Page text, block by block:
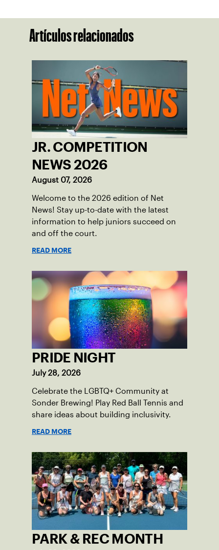
Artículos relacionados
JR. COMPETITION
NEWS 2026
August 07, 2026
Welcome to the 2026 edition of Net
News! Stay up-to-date with the latest
information to help juniors succeed on
and off the court.
READ MORE
PRIDE NIGHT
July 28, 2026
Celebrate the LGBTQ+ Community at
Sonder Brewing! Play Red Ball Tennis and
share ideas about building inclusivity.
READ MORE
PARK & REC MONTH